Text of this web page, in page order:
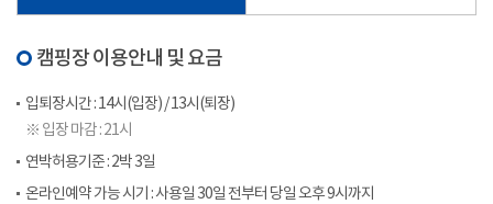
캠핑장 이용안내 및 요금
입퇴장시간 : 14시(입장) / 13시(퇴장)
※ 입장 마감 : 21시
연박허용기준 : 2박 3일
온라인예약 가능 시기 : 사용일 30일 전부터 당일 오후 9시까지